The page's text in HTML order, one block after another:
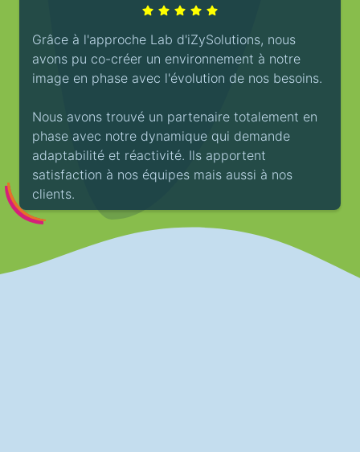
Grâce à l'approche Lab d'iZySolutions, nous
avons pu co-créer un environnement à notre
image en phase avec l'évolution de nos besoins.
Nous avons trouvé un partenaire totalement en
phase avec notre dynamique qui demande
adaptabilité et réactivité. Ils apportent
satisfaction à nos équipes mais aussi à nos
clients.